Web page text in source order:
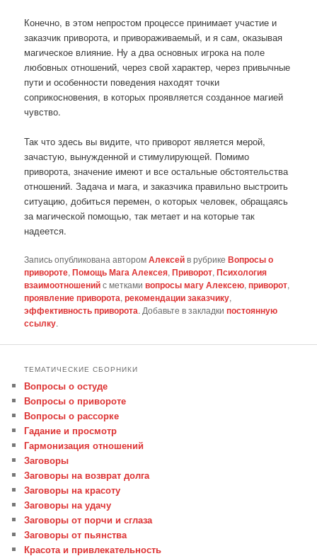
Конечно, в этом непростом процессе принимает участие и
заказчик приворота, и привораживаемый, и я сам, оказывая
магическое влияние. Ну а два основных игрока на поле
любовных отношений, через свой характер, через привычные
пути и особенности поведения находят точки
соприкосновения, в которых проявляется созданное магией
чувство.
Так что здесь вы видите, что приворот является мерой,
зачастую, вынужденной и стимулирующей. Помимо
приворота, значение имеют и все остальные обстоятельства
отношений. Задача и мага, и заказчика правильно выстроить
ситуацию, добиться перемен, о которых человек, обращаясь
за магической помощью, так метает и на которые так
надеется.
Запись опубликована авторомАлексейв рубрикеВопросы о
привороте,Помощь Мага Алексея,Приворот,Психология
взаимоотношенийс меткамивопросы магу Алексею,приворот,
проявление приворота,рекомендации заказчику,
эффективность приворота. Добавьте в закладкипостоянную
ссылку.
ТЕМАТИЧЕСКИЕ СБОРНИКИ
Вопросы о остуде
Вопросы о привороте
Вопросы о рассорке
Гадание и просмотр
Гармонизация отношений
Заговоры
Заговоры на возврат долга
Заговоры на красоту
Заговоры на удачу
Заговоры от порчи и сглаза
Заговоры от пьянства
Красота и привлекательность